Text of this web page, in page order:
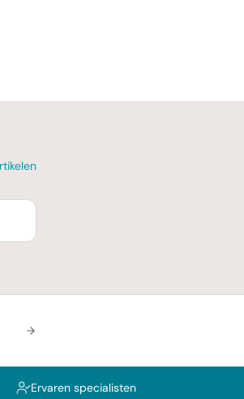
Ervaren specialisten